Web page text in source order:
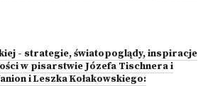
- strategie, światopoglądy, inspiracje
w pisarstwie Józefa Tischnera i
i Leszka Kołakowskiego: